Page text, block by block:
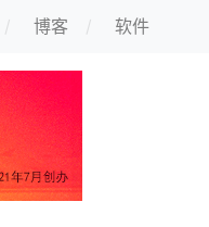
博客 软件